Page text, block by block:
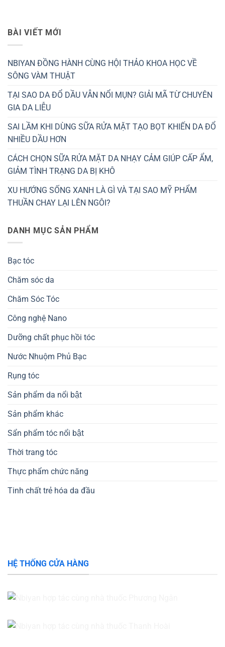
BÀI VIẾT MỚI
NBIYAN ĐỒNG HÀNH CÙNG HỘI THẢO KHOA HỌC VỀ
SÔNG VÀM THUẬT
TẠI SAO DA ĐỔ DẦU VẪN NỔI MỤN? GIẢI MÃ TỪ CHUYÊN
GIA DA LIỄU
SAI LẦM KHI DÙNG SỮA RỬA MẶT TẠO BỌT KHIẾN DA ĐỔ
NHIỀU DẦU HƠN
CÁCH CHỌN SỮA RỬA MẶT DA NHẠY CẢM GIÚP CẤP ẨM,
GIẢM TÌNH TRẠNG DA BỊ KHÔ
XU HƯỚNG SỐNG XANH LÀ GÌ VÀ TẠI SAO MỸ PHẨM
THUẦN CHAY LẠI LÊN NGÔI?
DANH MỤC SẢN PHẨM
Bạc tóc
Chăm sóc da
Chăm Sóc Tóc
Công nghệ Nano
Dưỡng chất phục hồi tóc
Nước Nhuộm Phủ Bạc
Rụng tóc
Sản phẩm da nổi bật
Sản phẩm khác
Sẩn phẩm tóc nổi bật
Thời trang tóc
Thực phẩm chức năng
Tinh chất trẻ hóa da đầu
HỆ THỐNG CỬA HÀNG